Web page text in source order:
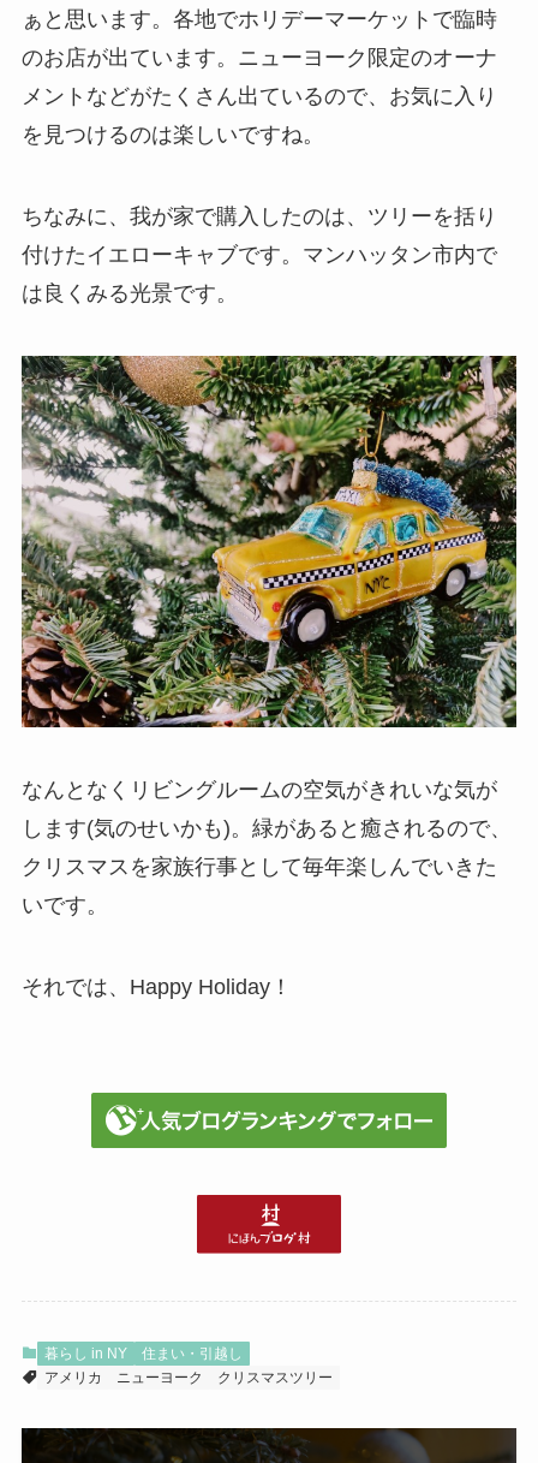
ぁと思います。各地でホリデーマーケットで臨時
のお店が出ています。ニューヨーク限定のオーナ
メントなどがたくさん出ているので、お気に入り
を見つけるのは楽しいですね。
ちなみに、我が家で購入したのは、ツリーを括り
付けたイエローキャブです。マンハッタン市内で
は良くみる光景です。
なんとなくリビングルームの空気がきれいな気が
します(気のせいかも)。緑があると癒されるので、
クリスマスを家族行事として毎年楽しんでいきた
いです。
それでは、Happy Holiday！
暮らし in NY
住まい・引越し
アメリカ
ニューヨーク クリスマスツリー